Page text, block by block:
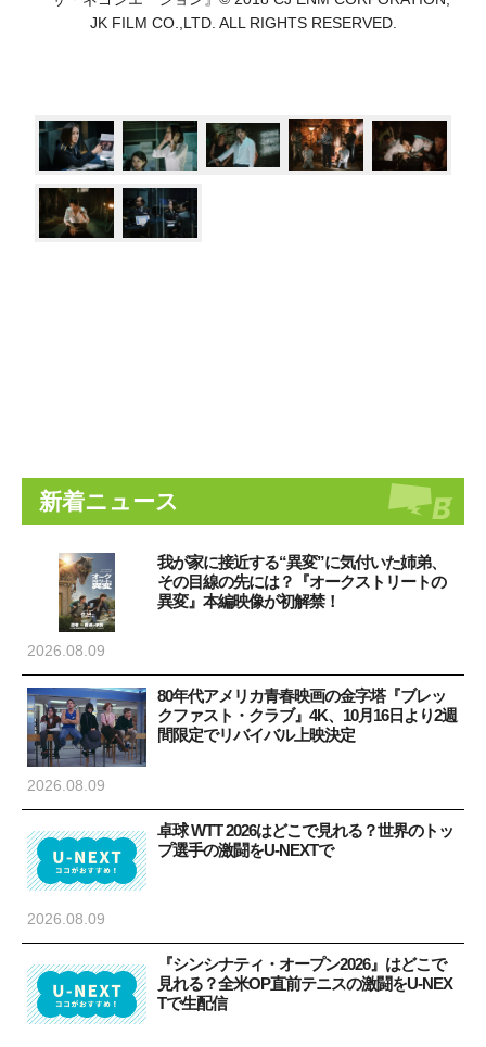
JK FILM CO.,LTD. ALL RIGHTS RESERVED.
新着ニュース
我が家に接近する“異変”に気付いた姉弟、
その目線の先には？『オークストリートの
異変』本編映像が初解禁！
2026.08.09
80年代アメリカ青春映画の金字塔『ブレッ
クファスト・クラブ』4K、10月16日より2週
間限定でリバイバル上映決定
2026.08.09
卓球 WTT 2026はどこで見れる？世界のトッ
プ選手の激闘をU-NEXTで
2026.08.09
『シンシナティ・オープン2026』はどこで
見れる？全米OP直前テニスの激闘をU-NEX
Tで生配信